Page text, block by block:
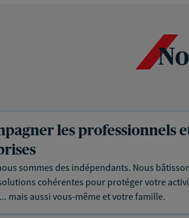
les professionnels
sommes des indépendants. Nous
cohérentes pour protéger votre
mais aussi vous-même et votre famille.